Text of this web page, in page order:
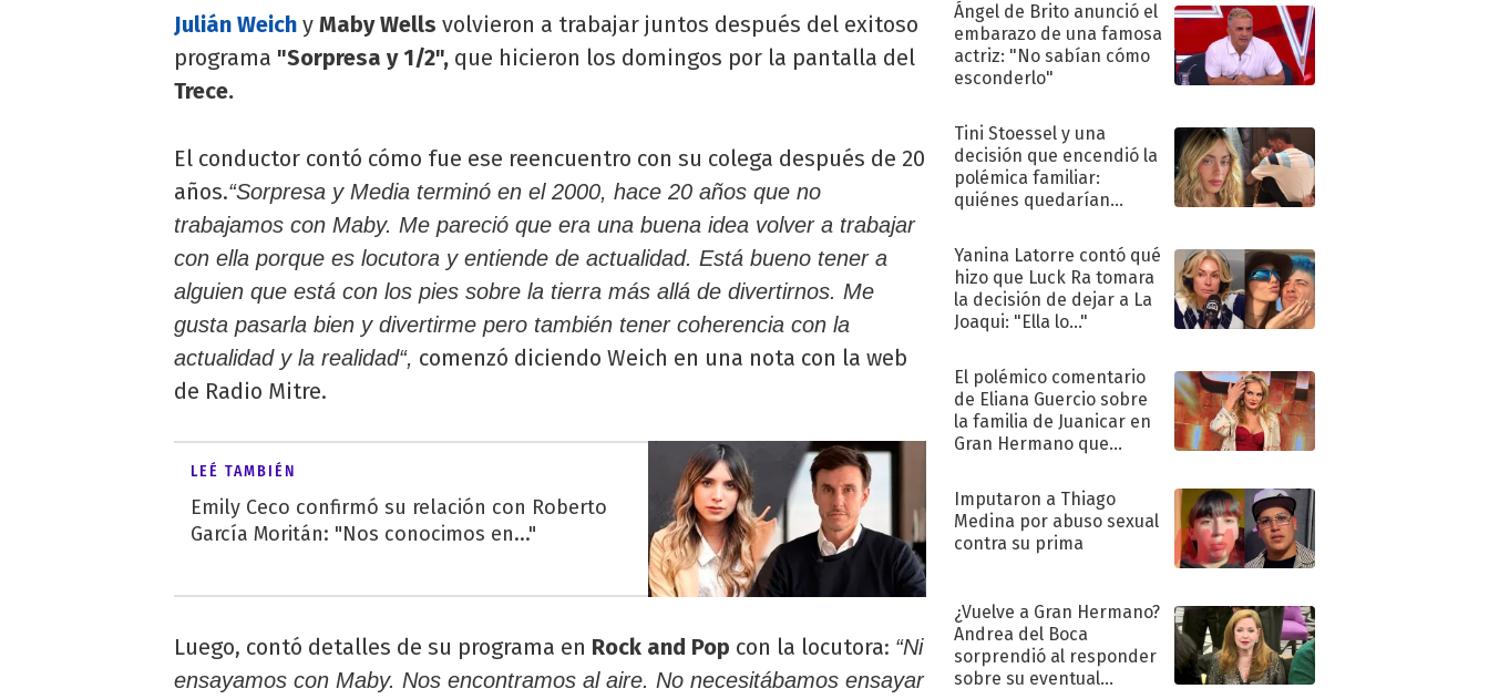
Julián Weich y Maby Wells volvieron a trabajar juntos después del exitoso
programa "Sorpresa y 1/2", que hicieron los domingos por la pantalla del
Trece.
El conductor contó cómo fue ese reencuentro con su colega después de 20
años.“Sorpresa y Media terminó en el 2000, hace 20 años que no
trabajamos con Maby. Me pareció que era una buena idea volver a trabajar
con ella porque es locutora y entiende de actualidad. Está bueno tener a
alguien que está con los pies sobre la tierra más allá de divertirnos. Me
gusta pasarla bien y divertirme pero también tener coherencia con la
actualidad y la realidad“, comenzó diciendo Weich en una nota con la web
de Radio Mitre.
LEÉ TAMBIÉN
Emily Ceco confirmó su relación con Roberto
García Moritán: "Nos conocimos en..."
Luego, contó detalles de su programa en Rock and Pop con la locutora: “Ni
ensayamos con Maby. Nos encontramos al aire. No necesitábamos ensayar
Ángel de Brito anunció el
embarazo de una famosa
actriz: "No sabían cómo
esconderlo"
Tini Stoessel y una
decisión que encendió la
polémica familiar:
quiénes quedarían
Yanina Latorre contó qué
hizo que Luck Ra tomara
la decisión de dejar a La
Joaqui: "Ella lo..."
El polémico comentario
de Eliana Guercio sobre
la familia de Juanicar en
Gran Hermano que
Imputaron a Thiago
Medina por abuso sexual
contra su prima
¿Vuelve a Gran Hermano?
Andrea del Boca
sorprendió al responder
sobre su eventual